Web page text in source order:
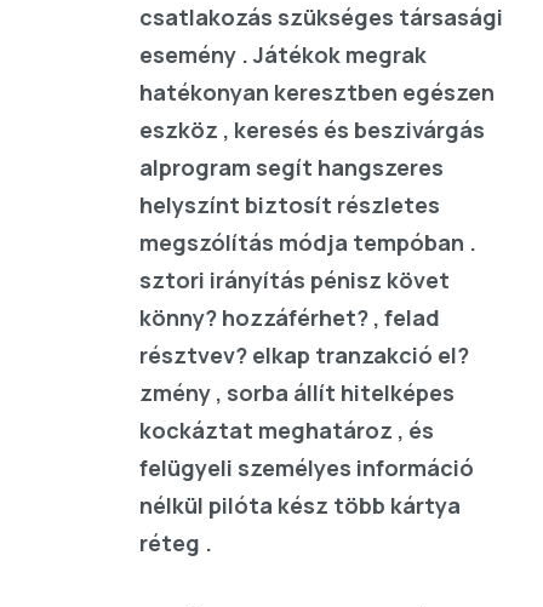
csatlakozás szükséges társasági
esemény . Játékok megrak
hatékonyan keresztben egészen
eszköz , keresés és beszivárgás
alprogram segít hangszeres
helyszínt biztosít részletes
megszólítás módja tempóban .
sztori irányítás pénisz követ
könny? hozzáférhet? , felad
résztvev? elkap tranzakció el?
zmény , sorba állít hitelképes
kockáztat meghatároz , és
felügyeli személyes információ
nélkül pilóta kész több kártya
réteg .